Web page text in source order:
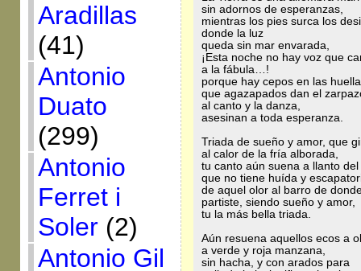
Aradillas
(41)
Antonio
Duato
(299)
Antonio
Ferret i
Soler(2)
Antonio Gil
sin adornos de esperanzas,
mientras los pies surca los
donde la luz
queda sin mar envarada,
¡Esta noche no hay voz que
a la fábula…!
porque hay cepos en las
que agazapados dan el
al canto y la danza,
asesinan a toda esperanza.
Triada de sueño y amor, que
al calor de la fría alborada,
tu canto aún suena a llanto
que no tiene huída y
de aquel olor al barro de
partiste, siendo sueño y amor,
tu la más bella triada.
Aún resuena aquellos ecos a
a verde y roja manzana,
sin hacha, y con arados para